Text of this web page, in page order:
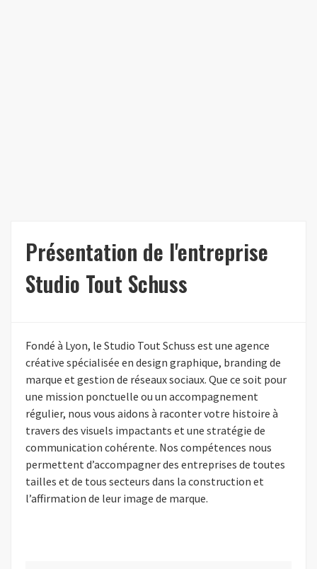
Présentation de l'entreprise
Studio Tout Schuss
Fondé à Lyon, le Studio Tout Schuss est une agence
créative spécialisée en design graphique, branding de
marque et gestion de réseaux sociaux. Que ce soit pour
une mission ponctuelle ou un accompagnement
régulier, nous vous aidons à raconter votre histoire à
travers des visuels impactants et une stratégie de
communication cohérente. Nos compétences nous
permettent d’accompagner des entreprises de toutes
tailles et de tous secteurs dans la construction et
l’affirmation de leur image de marque.